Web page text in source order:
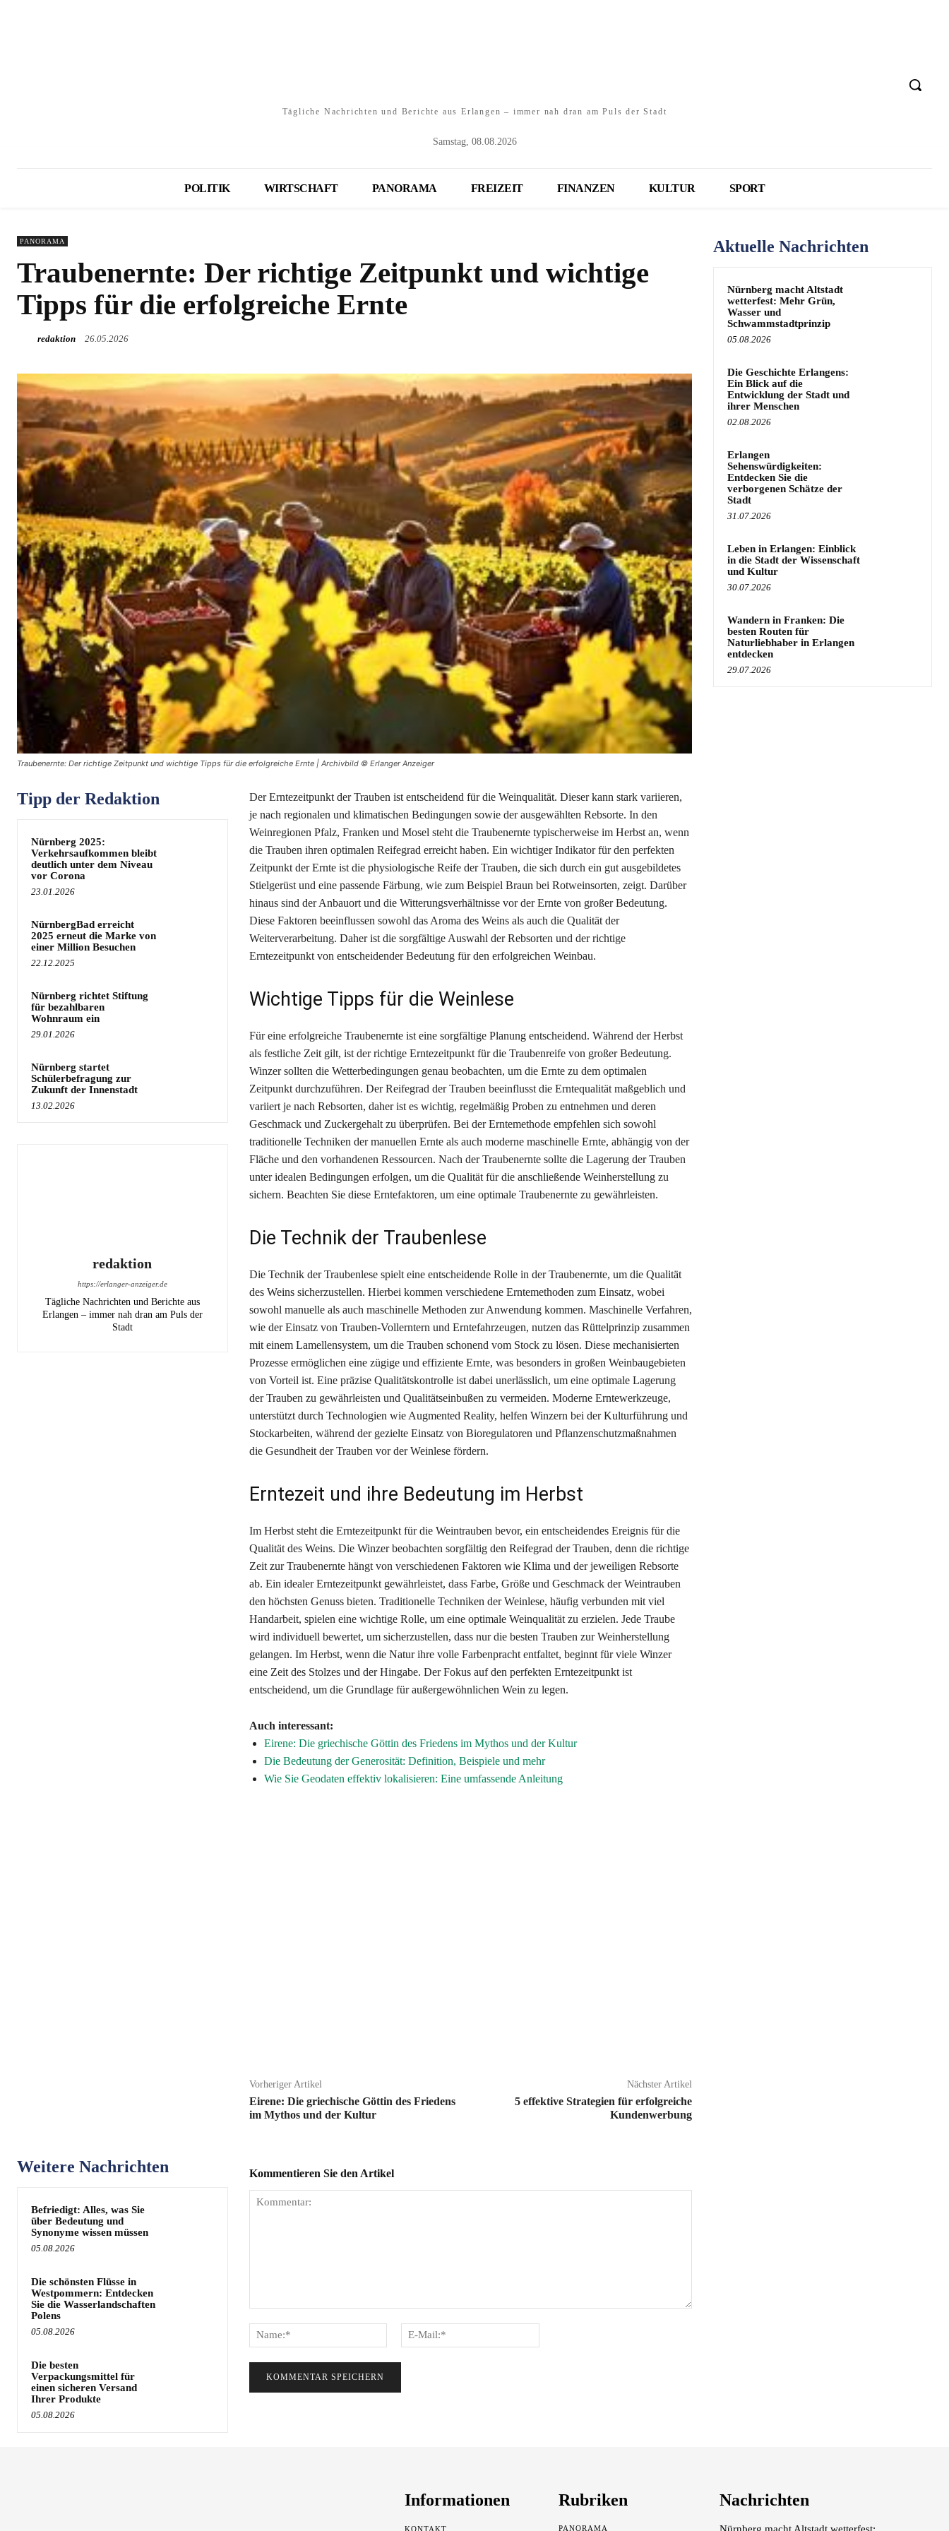
Tägliche Nachrichten und Berichte aus Erlangen – immer nah dran am Puls der Stadt
Samstag, 08.08.2026
POLITIK WIRTSCHAFT PANORAMA FREIZEIT FINANZEN KULTUR SPORT
PANORAMA
Traubenernte: Der richtige Zeitpunkt und wichtige
Tipps für die erfolgreiche Ernte
redaktion 26.05.2026
Traubenernte: Der richtige Zeitpunkt und wichtige Tipps für die erfolgreiche Ernte | Archivbild © Erlanger Anzeiger
Tipp der Redaktion
Nürnberg 2025:
Verkehrsaufkommen bleibt
deutlich unter dem Niveau
vor Corona
23.01.2026
NürnbergBad erreicht
2025 erneut die Marke von
einer Million Besuchen
22.12.2025
Nürnberg richtet Stiftung
für bezahlbaren
Wohnraum ein
29.01.2026
Nürnberg startet
Schülerbefragung zur
Zukunft der Innenstadt
13.02.2026
redaktion
https://erlanger-anzeiger.de
Tägliche Nachrichten und Berichte aus
Erlangen – immer nah dran am Puls der
Stadt
Der Erntezeitpunkt der Trauben ist entscheidend für die Weinqualität. Dieser kann stark variieren,
je nach regionalen und klimatischen Bedingungen sowie der ausgewählten Rebsorte. In den
Weinregionen Pfalz, Franken und Mosel steht die Traubenernte typischerweise im Herbst an, wenn
die Trauben ihren optimalen Reifegrad erreicht haben. Ein wichtiger Indikator für den perfekten
Zeitpunkt der Ernte ist die physiologische Reife der Trauben, die sich durch ein gut ausgebildetes
Stielgerüst und eine passende Färbung, wie zum Beispiel Braun bei Rotweinsorten, zeigt. Darüber
hinaus sind der Anbauort und die Witterungsverhältnisse vor der Ernte von großer Bedeutung.
Diese Faktoren beeinflussen sowohl das Aroma des Weins als auch die Qualität der
Weiterverarbeitung. Daher ist die sorgfältige Auswahl der Rebsorten und der richtige
Erntezeitpunkt von entscheidender Bedeutung für den erfolgreichen Weinbau.
Wichtige Tipps für die Weinlese
Für eine erfolgreiche Traubenernte ist eine sorgfältige Planung entscheidend. Während der Herbst
als festliche Zeit gilt, ist der richtige Erntezeitpunkt für die Traubenreife von großer Bedeutung.
Winzer sollten die Wetterbedingungen genau beobachten, um die Ernte zu dem optimalen
Zeitpunkt durchzuführen. Der Reifegrad der Trauben beeinflusst die Erntequalität maßgeblich und
variiert je nach Rebsorten, daher ist es wichtig, regelmäßig Proben zu entnehmen und deren
Geschmack und Zuckergehalt zu überprüfen. Bei der Erntemethode empfehlen sich sowohl
traditionelle Techniken der manuellen Ernte als auch moderne maschinelle Ernte, abhängig von der
Fläche und den vorhandenen Ressourcen. Nach der Traubenernte sollte die Lagerung der Trauben
unter idealen Bedingungen erfolgen, um die Qualität für die anschließende Weinherstellung zu
sichern. Beachten Sie diese Erntefaktoren, um eine optimale Traubenernte zu gewährleisten.
Die Technik der Traubenlese
Die Technik der Traubenlese spielt eine entscheidende Rolle in der Traubenernte, um die Qualität
des Weins sicherzustellen. Hierbei kommen verschiedene Erntemethoden zum Einsatz, wobei
sowohl manuelle als auch maschinelle Methoden zur Anwendung kommen. Maschinelle Verfahren,
wie der Einsatz von Trauben-Vollerntern und Erntefahrzeugen, nutzen das Rüttelprinzip zusammen
mit einem Lamellensystem, um die Trauben schonend vom Stock zu lösen. Diese mechanisierten
Prozesse ermöglichen eine zügige und effiziente Ernte, was besonders in großen Weinbaugebieten
von Vorteil ist. Eine präzise Qualitätskontrolle ist dabei unerlässlich, um eine optimale Lagerung
der Trauben zu gewährleisten und Qualitätseinbußen zu vermeiden. Moderne Erntewerkzeuge,
unterstützt durch Technologien wie Augmented Reality, helfen Winzern bei der Kulturführung und
Stockarbeiten, während der gezielte Einsatz von Bioregulatoren und Pflanzenschutzmaßnahmen
die Gesundheit der Trauben vor der Weinlese fördern.
Erntezeit und ihre Bedeutung im Herbst
Im Herbst steht die Erntezeitpunkt für die Weintrauben bevor, ein entscheidendes Ereignis für die
Qualität des Weins. Die Winzer beobachten sorgfältig den Reifegrad der Trauben, denn die richtige
Zeit zur Traubenernte hängt von verschiedenen Faktoren wie Klima und der jeweiligen Rebsorte
ab. Ein idealer Erntezeitpunkt gewährleistet, dass Farbe, Größe und Geschmack der Weintrauben
den höchsten Genuss bieten. Traditionelle Techniken der Weinlese, häufig verbunden mit viel
Handarbeit, spielen eine wichtige Rolle, um eine optimale Weinqualität zu erzielen. Jede Traube
wird individuell bewertet, um sicherzustellen, dass nur die besten Trauben zur Weinherstellung
gelangen. Im Herbst, wenn die Natur ihre volle Farbenpracht entfaltet, beginnt für viele Winzer
eine Zeit des Stolzes und der Hingabe. Der Fokus auf den perfekten Erntezeitpunkt ist
entscheidend, um die Grundlage für außergewöhnlichen Wein zu legen.
Auch interessant:
Eirene: Die griechische Göttin des Friedens im Mythos und der Kultur
Die Bedeutung der Generosität: Definition, Beispiele und mehr
Wie Sie Geodaten effektiv lokalisieren: Eine umfassende Anleitung
Vorheriger Artikel
Eirene: Die griechische Göttin des Friedens
im Mythos und der Kultur
Nächster Artikel
5 effektive Strategien für erfolgreiche
Kundenwerbung
Weitere Nachrichten
Befriedigt: Alles, was Sie
über Bedeutung und
Synonyme wissen müssen
05.08.2026
Die schönsten Flüsse in
Westpommern: Entdecken
Sie die Wasserlandschaften
Polens
05.08.2026
Die besten
Verpackungsmittel für
einen sicheren Versand
Ihrer Produkte
05.08.2026
Kommentieren Sie den Artikel
Name:*
Mail:*
Aktuelle Nachrichten
Nürnberg macht Altstadt
wetterfest: Mehr Grün,
Wasser und
Schwammstadtprinzip
05.08.2026
Die Geschichte Erlangens:
Ein Blick auf die
Entwicklung der Stadt und
ihrer Menschen
02.08.2026
Erlangen
Sehenswürdigkeiten:
Entdecken Sie die
verborgenen Schätze der
Stadt
31.07.2026
Leben in Erlangen: Einblick
in die Stadt der Wissenschaft
und Kultur
30.07.2026
Wandern in Franken: Die
besten Routen für
Naturliebhaber in Erlangen
entdecken
29.07.2026
Informationen
KONTAKT
Rubriken
PANORAMA
Nachrichten
Nürnberg macht Altstadt wetterfest: